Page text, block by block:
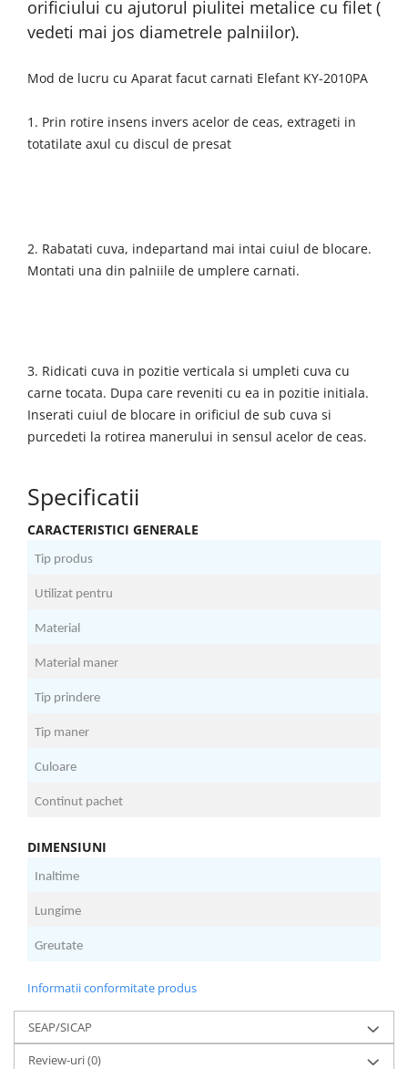
Tocatoare de furaje
orificiului cu ajutorul piulitei metalice cu filet (
vedeti mai jos diametrele palniilor).
Mod de lucru cu Aparat facut carnati Elefant KY-2010PA
1. Prin rotire insens invers acelor de ceas, extrageti in
totatilate axul cu discul de presat
2. Rabatati cuva, indepartand mai intai cuiul de blocare.
Montati una din palniile de umplere carnati.
3. Ridicati cuva in pozitie verticala si umpleti cuva cu
carne tocata. Dupa care reveniti cu ea in pozitie initiala.
Inserati cuiul de blocare in orificiul de sub cuva si
purcedeti la rotirea manerului in sensul acelor de ceas.
Specificatii
CARACTERISTICI GENERALE
Tip produs
Utilizat pentru
Material
Material maner
Tip prindere
Tip maner
Culoare
Continut pachet
DIMENSIUNI
Inaltime
Lungime
Greutate
Informatii conformitate produs
SEAP/SICAP
Review-uri(0)